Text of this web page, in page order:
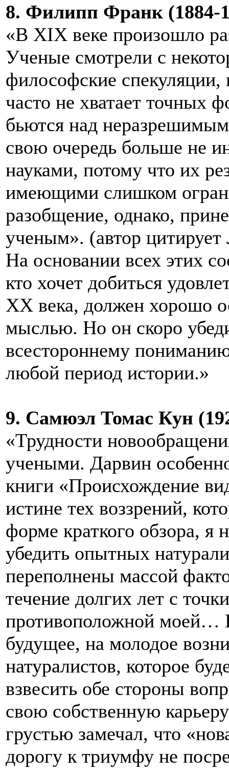
8. Филипп Франк (1884-
«В XIX веке произошло
Ученые смотрели с
философские
часто не хватает точных
бьются над
свою очередь больше не
науками, потому что их
имеющими слишком
разобщение, однако,
ученым». (автор
На основании всех этих
кто хочет добиться
XX века, должен хорошо
мыслью. Но он скоро
всестороннему
любой период истории.»
9. Самюэл Томас Кун
«Трудности
учеными. Дарвин
книги «Происхождение
истине тех воззрений,
форме краткого обзора, я
убедить опытных
переполнены массой
течение долгих лет с
противоположной моей…
будущее, на молодое
натуралистов, которое
взвесить обе стороны
свою собственную
грустью замечал, что
дорогу к триумфу не